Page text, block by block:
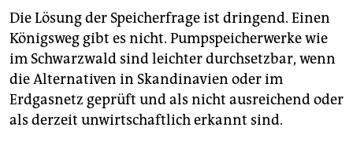
Die Lösung der Speicherfrage ist dringend. Einen
Königsweg gibt es nicht. Pumpspeicherwerke wie
im Schwarzwald sind leichter durchsetzbar, wenn
die Alternativen in Skandinavien oder im
Erdgasnetz geprüft und als nicht ausreichend oder
als derzeit unwirtschaftlich erkannt sind.